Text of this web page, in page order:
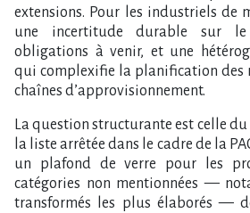
extensions. Pour les industriels de
une incertitude durable sur
obligations à venir, et une
qui complexifie la planification des
chaînes d​‌’approvisionnement.
La question structurante est celle
la liste arrêtée dans le cadre de la
un plafond de verre pour les
catégories non mentionnées —
transformés les plus élaborés —